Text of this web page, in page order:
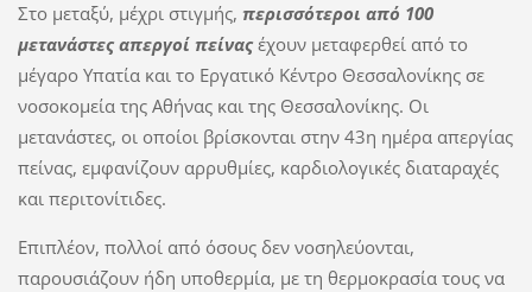
Στο μεταξύ, μέχρι στιγμής, περισσότεροι από 100
μετανάστες απεργοί πείναςέχουν μεταφερθεί από το
μέγαρο Υπατία και το Εργατικό Κέντρο Θεσσαλονίκης σε
νοσοκομεία της Αθήνας και της Θεσσαλονίκης. Οι
μετανάστες, οι οποίοι βρίσκονται στην 43η ημέρα απεργίας
πείνας, εμφανίζουν αρρυθμίες, καρδιολογικές διαταραχές
και περιτονίτιδες.
Επιπλέον, πολλοί από όσους δεν νοσηλεύονται,
παρουσιάζουν ήδη υποθερμία, με τη θερμοκρασία τους να